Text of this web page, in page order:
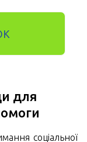
для
соціальної